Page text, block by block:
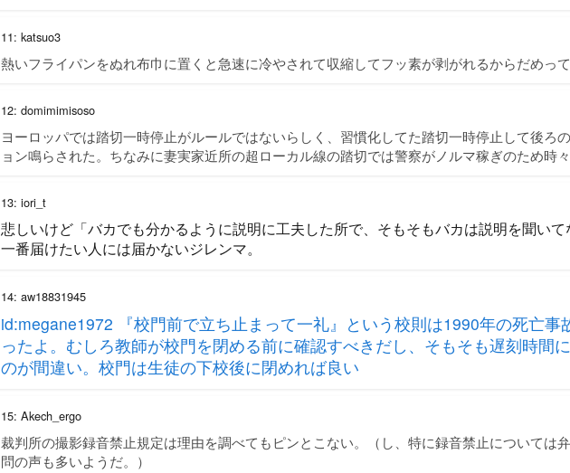
11: katsuo3
熱いフライパンをぬれ布巾に置くと急速に冷やされて収縮してフッ素が剥がれるからだめっ
12: domimimisoso
ヨーロッパでは踏切一時停止がルールではないらしく、習慣化してた踏切一時停止して後ろ
ョン鳴らされた。ちなみに妻実家近所の超ローカル線の踏切では警察がノルマ稼ぎのため時
13: iori_t
悲しいけど「バカでも分かるように説明に工夫した所で、そもそもバカは説明を聞いて
一番届けたい人には届かないジレンマ。
14: aw18831945
id:megane1972 『校門前で立ち止まって一礼』という校則は1990年の死亡事
ったよ。むしろ教師が校門を閉める前に確認すべきだし、そもそも遅刻時間
のが間違い。校門は生徒の下校後に閉めれば良い
15: Akech_ergo
裁判所の撮影録音禁止規定は理由を調べてもピンとこない。（し、特に録音禁止については
問の声も多いようだ。）